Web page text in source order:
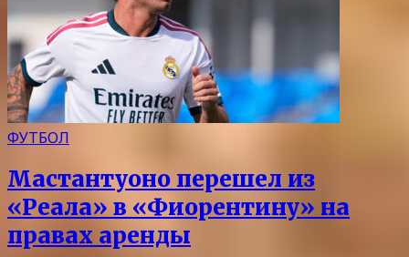
ФУТБОЛ
Мастантуоно перешел из
«Реала» в «Фиорентину» на
правах аренды